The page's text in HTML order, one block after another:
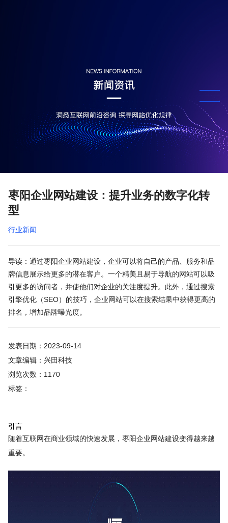
枣阳企业网站建设：提升业务的数字化转
型
行业新闻
导读：通过枣阳企业网站建设，企业可以将自己的产品、服务和品
牌信息展示给更多的潜在客户。一个精美且易于导航的网站可以吸
引更多的访问者，并使他们对企业的关注度提升。此外，通过搜索
引擎优化（SEO）的技巧，企业网站可以在搜索结果中获得更高的
排名，增加品牌曝光度。
发表日期：2023-09-14
文章编辑：兴田科技
浏览次数：1170
标签：
引言
随着互联网在商业领域的快速发展，枣阳企业网站建设变得越来越
重要。